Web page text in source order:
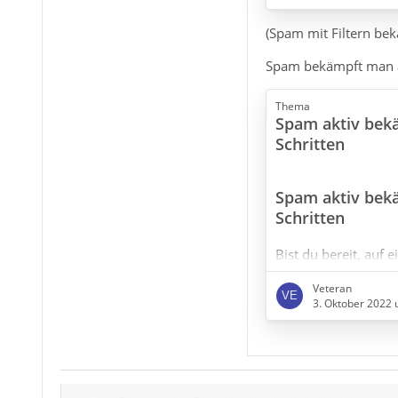
nur mit Filtern
ohne einstellbare
einzige Vorteil, den
(Spam mit Filtern
Spam bekämpft man
Thema
Spam aktiv
Schritten
Spam aktiv
Schritten
Bist du bereit, auf
gewohnte
im Gegenzug dafür
werden?
Oder möchtest du
HTML mit bunten
Veteran
3. Oktober 2022